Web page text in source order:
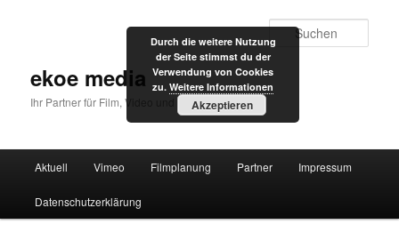
ekoe media
Ihr Partner für Film, Video und Internet
Aktuell Vimeo Filmplanung Partner Impressum
Datenschutzerklärung
Durch die weitere Nutzung
der Seite stimmst du der
Verwendung von Cookies
zu. Weitere Informationen
Akzeptieren